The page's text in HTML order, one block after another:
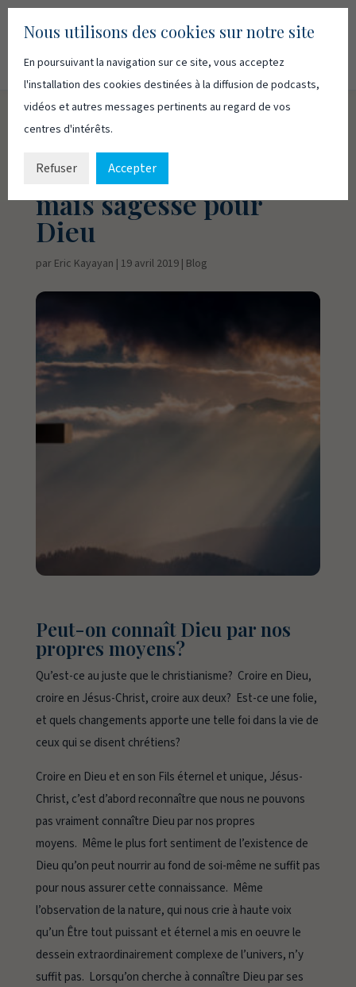
Pâques et la Croix :
Folie pour les hommes
mais sagesse pour
Dieu
par Eric Kayayan | 19 avril 2019| Blog
Peut-on connaît Dieu par nos
propres moyens?
Qu’est-ce au juste que le christianisme? Croire en Dieu,
croire en Jésus-Christ, croire aux deux? Est-ce une folie,
et quels changements apporte une telle foi dans la vie de
ceux qui se disent chrétiens?
Croire en Dieu et en son Fils éternel et unique, Jésus-
Christ, c’est d’abord reconnaître que nous ne pouvons
pas vraiment connaître Dieu par nos propres
moyens. Même le plus fort sentiment de l’existence de
Dieu qu’on peut nourrir au fond de soi-même ne suffit pas
pour nous assurer cette connaissance. Même
l’observation de la nature, qui nous crie à haute voix
qu’un Être tout puissant et éternel a mis en oeuvre le
dessein extraordinairement complexe de l’univers, n’y
suffit pas. Lorsqu’on cherche à connaître Dieu par ses
Nous utilisons des cookies sur notre site
En poursuivant la navigation sur ce site, vous acceptez
l'installation des cookies destinées à la diffusion de podcasts,
vidéos et autres messages pertinents au regard de vos
centres d'intérêts.
Refuser Accepter